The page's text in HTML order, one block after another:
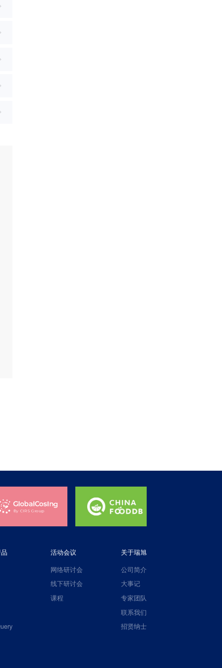
活动会议
网络研讨会
线下研讨会
课程
关于瑞旭
公司简介
大事记
专家团队
联系我们
招贤纳士